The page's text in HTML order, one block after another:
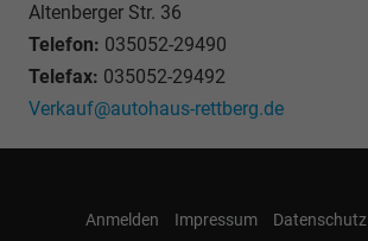
Altenberger Str. 36
Telefon: 035052-29490
Telefax: 035052-29492
Verkauf@autohaus-rettberg.de
Anmelden Impressum
Datenschutz